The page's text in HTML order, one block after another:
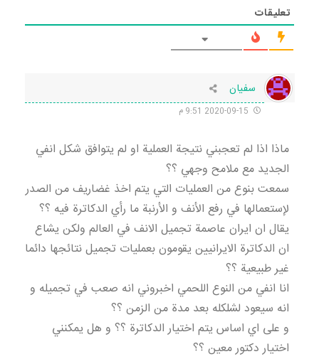
تعليقات
سفيان
ماذا اذا لم تعجبني نتيجة العملية او لم يتوافق شكل انفي
الجديد مع ملامح وجهي ؟؟
سمعت بنوع من العمليات التي يتم اخذ غضاريف من الصدر
لإستعمالها في رفع الأنف و الأرنبة ما رأي الدكاترة فيه ؟؟
يقال ان ايران عاصمة تجميل الانف في العالم ولكن يشاع
ان الدكاترة الايرانيين يقومون بعمليات تجميل نتائجها دائما
غير طبيعية ؟؟
انا انفي من النوع اللحمي اخبروني انه صعب في تجميله و
انه سيعود لشلكله بعد مدة من الزمن ؟؟
و على اي اساس يتم اختيار الدكاترة ؟؟ و هل يمكنني
اختيار دكتور معين ؟؟